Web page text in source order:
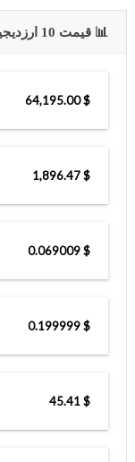
📊 قیمت 10 ارزدیجیتال برتر
$ 64,195.00
$ 1,896.47
$ 0.069009
$ 0.199999
$ 45.41